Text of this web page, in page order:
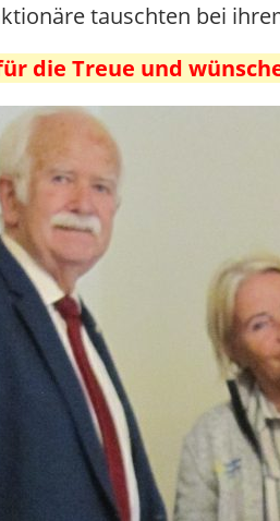
tauschten bei
die Treue und